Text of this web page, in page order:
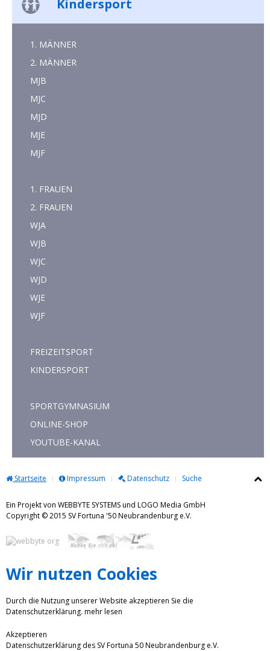
Kindersport
1. MÄNNER
2. MÄNNER
MJB
MJC
MJD
MJE
MJF
1. FRAUEN
2. FRAUEN
WJA
WJB
WJC
WJD
WJE
WJF
FREIZEITSPORT
KINDERSPORT
SPORTGYMNASIUM
ONLINE-SHOP
YOUTUBE-KANAL
Startseite Impressum Datenschutz Suche
Ein Projekt von WEBBYTE SYSTEMS und LOGO Media GmbH
Copyright © 2015 SV Fortuna '50 Neubrandenburg e.V.
Wir nutzen Cookies
Durch die Nutzung unserer Website akzeptieren Sie die
Datenschutzerklärung. mehr lesen
Akzeptieren
Datenschutzerklärung des SV Fortuna 50 Neubrandenburg e.V.